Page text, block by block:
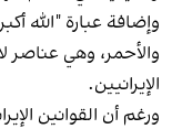
وإضافة عبارة "الله
والأحمر، وهي عناصر
الإيرانيين.
ورغم أن القوانين